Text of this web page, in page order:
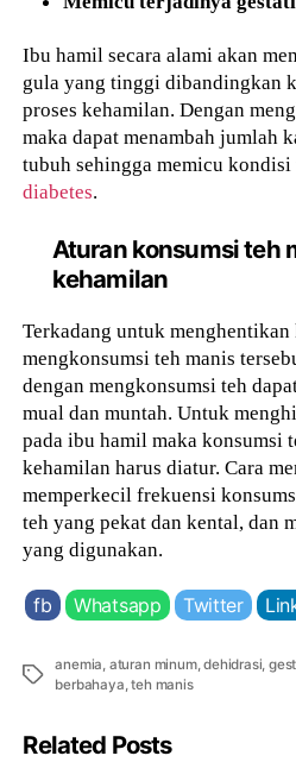
Ibu hamil secara alami akan
gula yang tinggi dibandingkan
proses kehamilan. Dengan
maka dapat menambah jumlah
tubuh sehingga memicu
diabetes.
Aturan konsumsi teh
kehamilan
Terkadang untuk menghentikan
mengkonsumsi teh manis
dengan mengkonsumsi teh
mual dan muntah. Untuk
pada ibu hamil maka konsumsi
kehamilan harus diatur. Cara
memperkecil frekuensi
teh yang pekat dan kental, dan
yang digunakan.
fb Whatsapp Twitter
Tags
anemia aturan minum,dehidrasi ,
berbahaya ,teh manis
Related Posts